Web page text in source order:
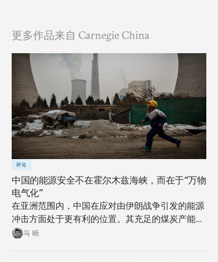
更多作品来自 Carnegie China
评论
中国的能源安全不在霍尔木兹海峡，而在于“万物
电气化”
在亚洲范围内，中国在应对由伊朗战争引发的能源
冲击方面处于更有利的位置。其充足的煤炭产能可
以在短期内确保稳定。同时，随着该国逐步推进摆
马 旸